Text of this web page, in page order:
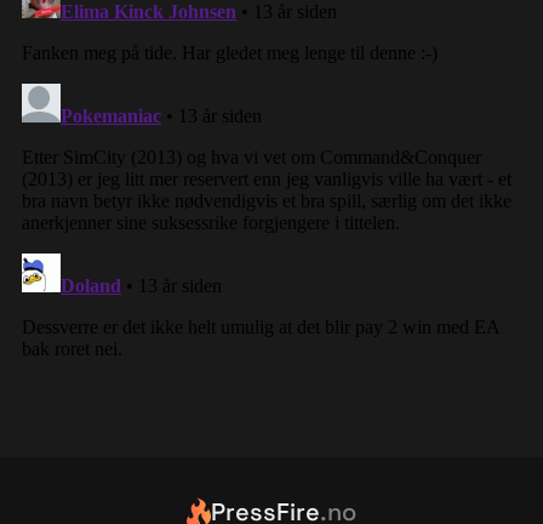
PressFire.no